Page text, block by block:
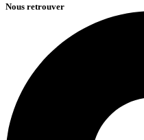
Nous retrouver